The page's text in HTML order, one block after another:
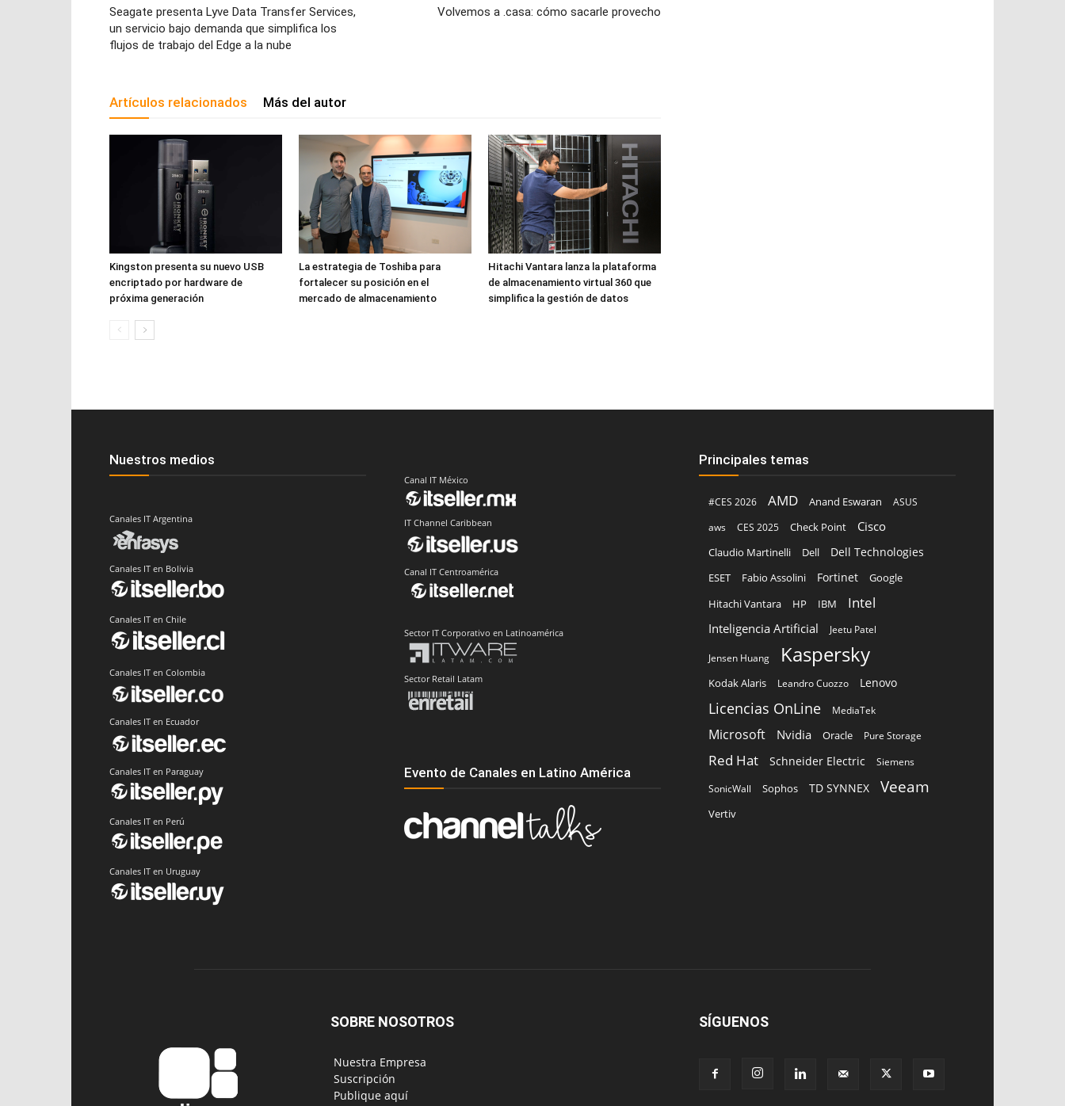
Seagate presenta Lyve Data Transfer Services,
un servicio bajo demanda que simplifica los
flujos de trabajo del Edge a la nube
Volvemos a .casa: cómo sacarle provecho
Artículos relacionados Más del autor
Kingston presenta su nuevo USB
encriptado por hardware de
próxima generación
La estrategia de Toshiba para
fortalecer su posición en el
mercado de almacenamiento
Hitachi Vantara lanza la plataforma
de almacenamiento virtual 360 que
simplifica la gestión de datos
Nuestros medios
Canales IT Argentina
Canales IT en Bolivia
Canales IT en Chile
Canales IT en Colombia
Canales IT en Ecuador
Canales IT en Paraguay
Canales IT en Perú
Canales IT en Uruguay
Canal IT México
IT Channel Caribbean
Canal IT Centroamérica
Sector IT Corporativo en Latinoamérica
Sector Retail Latam
Evento de Canales en Latino América
Principales temas
#CES 2026 AMD Anand Eswaran
ASUS
aws
CES 2025 Check Point Cisco
Claudio Martinelli Dell Dell Technologies
ESET Fabio Assolini Fortinet
Google
Hitachi Vantara
HP IBM Intel
Inteligencia Artificial Jeetu Patel
Jensen Huang Kaspersky
Kodak Alaris Leandro Cuozzo Lenovo
Licencias OnLine MediaTek
Microsoft Nvidia Oracle Pure Storage
Red Hat Schneider Electric
Siemens
SonicWall
Sophos TD SYNNEX Veeam
Vertiv
SOBRE NOSOTROS
‎ Nuestra Empresa
‎ Suscripción
‎ Publique aquí
SÍGUENOS